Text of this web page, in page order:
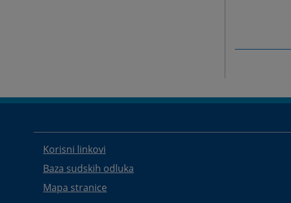
Korisni linkovi
Baza sudskih odluka
Mapa stranice